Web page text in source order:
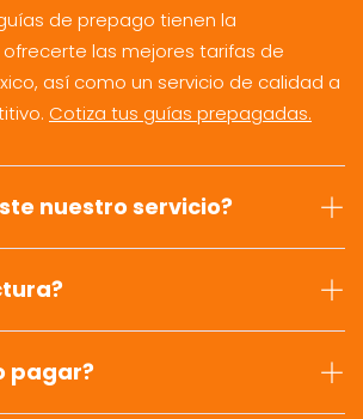
de prepago tienen la
las mejores tarifas de
así como un servicio de calidad a
Cotiza tus guías prepagadas.
nuestro servicio?
pagar?